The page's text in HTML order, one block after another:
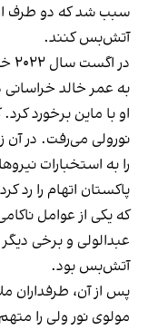
آتش‌‌‌بس کنند.
به عمر خالد خراسانی
او با ماین‌ برخورد
نورولی می‌رفت. در آن
را به استخبارات
پاکستان اتهام را رد
که یکی از عوامل
عبدالولی و برخی
آتش‌بس بود.
پس از آن، طرفداران
مولوی نور ولی را